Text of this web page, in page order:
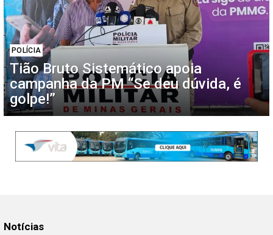
POLÍCIA
Tião Bruto Sistemático apoia
campanha da PM “Se deu dúvida, é
golpe!”
Notícias